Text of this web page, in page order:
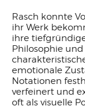
Rasch konnte
ihr Werk
ihre
Philosophie
emotionale
Notationen
verfeinert und
oft als visuelle